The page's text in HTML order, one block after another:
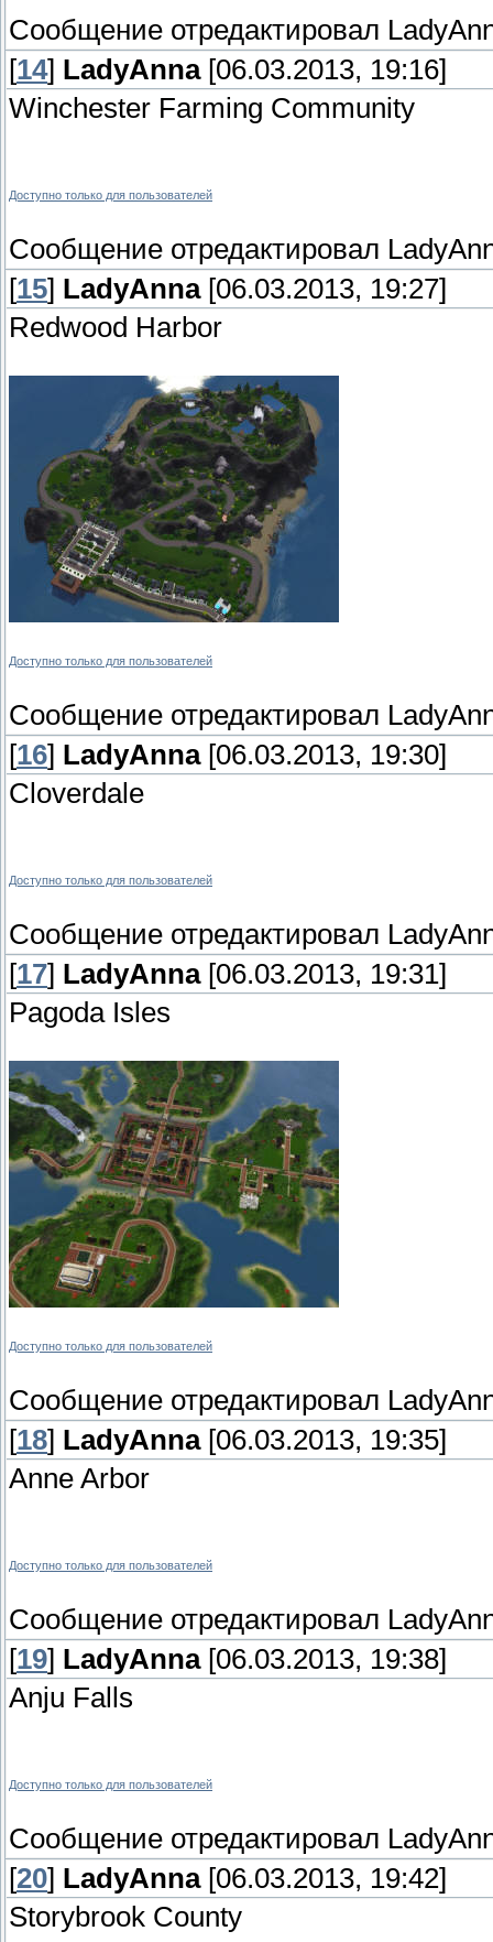
Сообщение отредактировал
[14] LadyAnna[06.03.2013, 19:16]
Winchester Farming Community
Доступно только для пользователей
Сообщение отредактировал
[15] LadyAnna[06.03.2013, 19:27]
Redwood Harbor
Доступно только для пользователей
Сообщение отредактировал
[16] LadyAnna[06.03.2013, 19:30]
Cloverdale
Доступно только для пользователей
Сообщение отредактировал
[17] LadyAnna[06.03.2013, 19:31]
Pagoda Isles
Доступно только для пользователей
Сообщение отредактировал
[18] LadyAnna[06.03.2013, 19:35]
Anne Arbor
Доступно только для пользователей
Сообщение отредактировал
[19] LadyAnna[06.03.2013, 19:38]
Anju Falls
Доступно только для пользователей
Сообщение отредактировал
[20] LadyAnna[06.03.2013, 19:42]
Storybrook County